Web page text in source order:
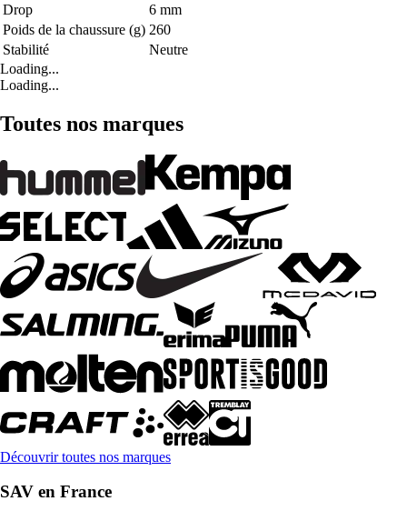
Drop
6 mm
Poids de la chaussure (g) 260
Stabilité
Neutre
Loading...
Loading...
Toutes nos marques
Découvrir toutes nos marques
SAV en France